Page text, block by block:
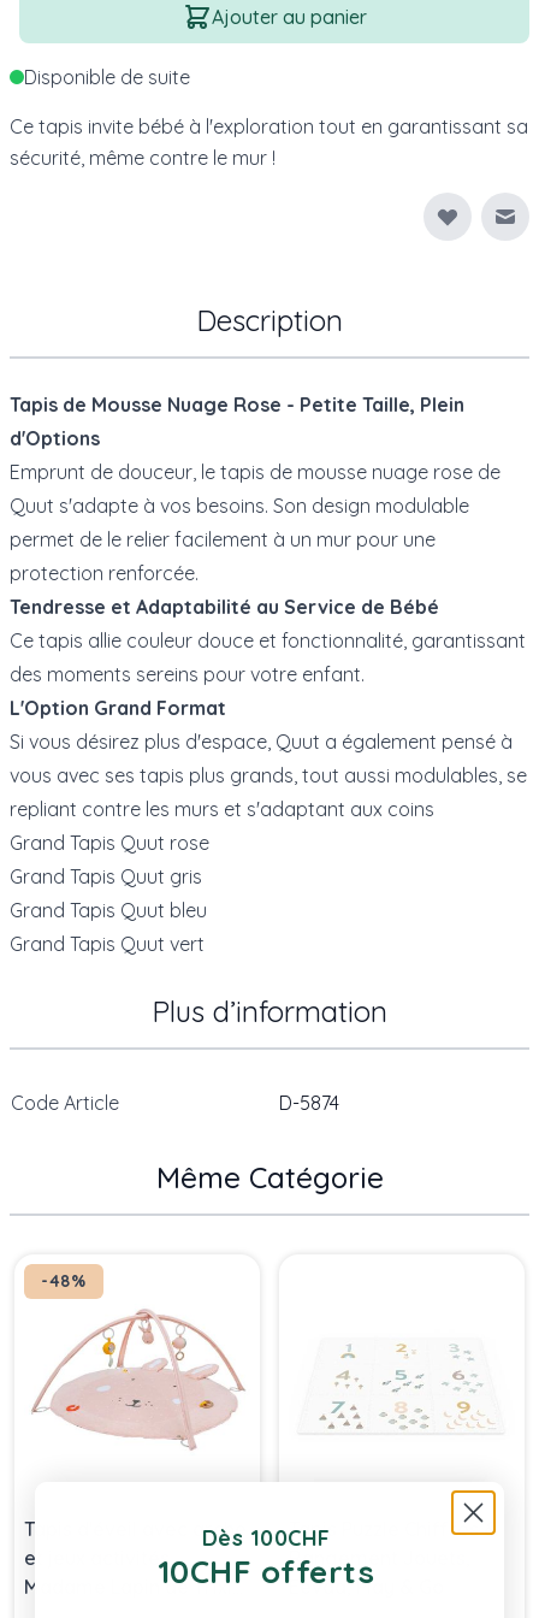
Ajouter au panier
Disponible de suite
Ce tapis invite bébé à l'exploration tout en garantissant sa
sécurité, même contre le mur !
Description
Tapis de Mousse Nuage Rose - Petite Taille, Plein
d'Options
Emprunt de douceur, le tapis de mousse nuage rose de
Quut s'adapte à vos besoins. Son design modulable
permet de le relier facilement à un mur pour une
protection renforcée.
Tendresse et Adaptabilité au Service de Bébé
Ce tapis allie couleur douce et fonctionnalité, garantissant
des moments sereins pour votre enfant.
L'Option Grand Format
Si vous désirez plus d'espace, Quut a également pensé à
vous avec ses tapis plus grands, tout aussi modulables, se
repliant contre les murs et s'adaptant aux coins
Grand Tapis Quut rose
Grand Tapis Quut gris
Grand Tapis Quut bleu
Grand Tapis Quut vert
Plus d’information
Code Article D-5874
Même Catégorie
-48%
Tapis d'éveil avec arche
et jeux activités,
Madame Lapin de Trixie
Tapis Puzzle Chiffres &
Rangement Jouets,
Eevaa, Play & Go
Dès 100CHF
10CHF offerts